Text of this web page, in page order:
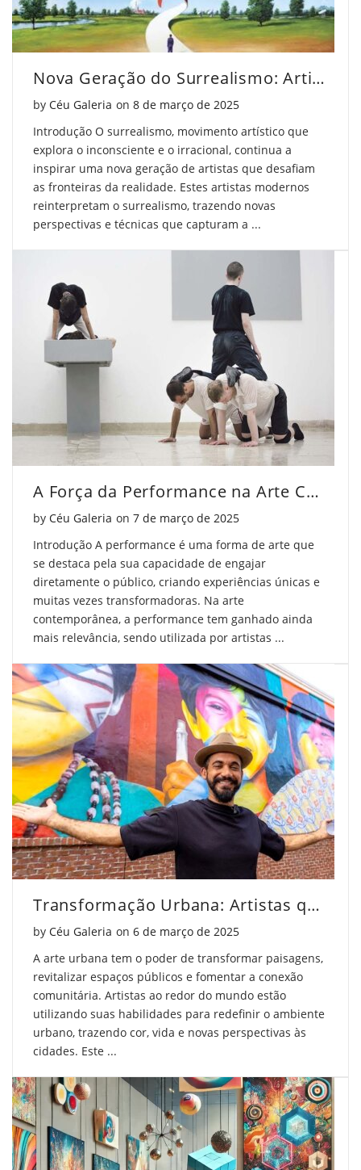
Nova Geração do Surrealismo: Artistas que Inspiram
by Céu Galeria on Posted on
8 de março de 2025
Introdução O surrealismo, movimento artístico que
explora o inconsciente e o irracional, continua a
inspirar uma nova geração de artistas que desafiam
as fronteiras da realidade. Estes artistas modernos
reinterpretam o surrealismo, trazendo novas
perspectivas e técnicas que capturam a ...
A Força da Performance na Arte Contemporânea
by Céu Galeria on Posted on
7 de março de 2025
Introdução A performance é uma forma de arte que
se destaca pela sua capacidade de engajar
diretamente o público, criando experiências únicas e
muitas vezes transformadoras. Na arte
contemporânea, a performance tem ganhado ainda
mais relevância, sendo utilizada por artistas ...
Transformação Urbana: Artistas que Mudam Paisagens
by Céu Galeria on Posted on
6 de março de 2025
A arte urbana tem o poder de transformar paisagens,
revitalizar espaços públicos e fomentar a conexão
comunitária. Artistas ao redor do mundo estão
utilizando suas habilidades para redefinir o ambiente
urbano, trazendo cor, vida e novas perspectivas às
cidades. Este ...